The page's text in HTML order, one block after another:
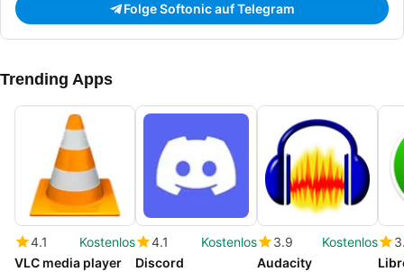
Folge Softonic auf Telegram
Trending Apps
4.1
Kostenlos
VLC media player
4.1
Kostenlos
Discord
3.9
Kostenlos
Audacity